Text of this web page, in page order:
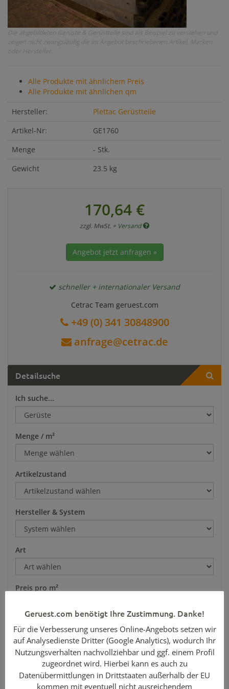
Die abgebildeten Gerüste & Gerüstteile sind als Beispiel zu verstehen und
zeigen nicht zwangsläufig die im Angebot beschriebenen Artikel, Marken
oder Hersteller.
Alle Produkte mit ähnlichem Preis
Alle Produkte mit ähnlichen qm
Hersteller:
Plettac Gerüstteile
Artikel-Nr:
GE1760
Menge
- Stk.
Gewicht
23.5 kg
170,64 €
zzgl. MwSt. + Versand
Angebot jetzt anfragen »
schneller + internationaler Versand
Cetrac Team geruest.com
+49 (0) 341 30848900
anfrage@cetrac.de
Detailsuche
Ich suche...
Menge / m²
Artikelzustand
Hersteller & System
Art
Preis pro m²
Geruest.com benötigt Ihre Zustimmung. Danke!
Für die Verbesserung unseres Online-Angebots setzen wir
auf Analysedienste Dritter (Google Analytics), wodurch Ihr
Nutzungsverhalten nachvollziehbar und ggf. einem Profil
zugeordnet wird. Hierbei kann es auch zu
Datenübermittlungen in Drittstaaten außerhalb der EU
kommen mit eventuell nicht ausreichendem